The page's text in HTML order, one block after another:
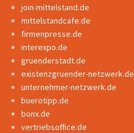
join-mittelstand.de
mittelstandcafe.de
firmenpresse.de
interexpo.de
gruenderstadt.de
existenzgruender-netzwerk.de
unternehmer-netzwerk.de
buerotipp.de
bonx.de
vertriebsoffice.de